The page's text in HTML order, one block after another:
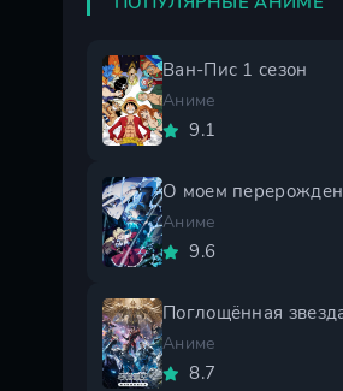
Ван-Пис 1 сезон
Аниме
9.1
Аниме
9.6
Поглощённая
Аниме
8.7